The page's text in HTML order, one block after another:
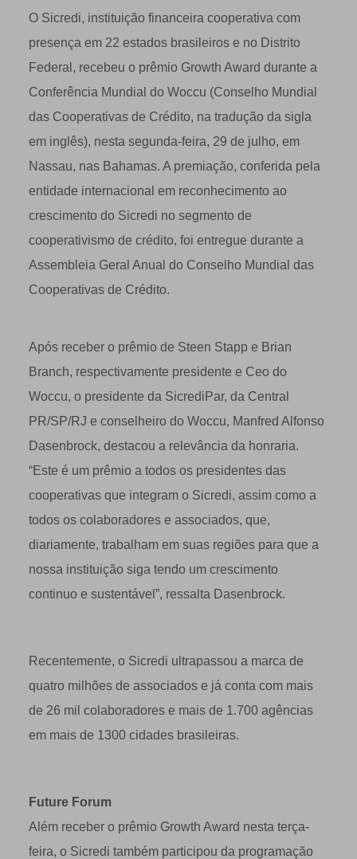
O Sicredi, instituição financeira cooperativa com
presença em 22 estados brasileiros e no Distrito
Federal, recebeu o prêmio Growth Award durante a
Conferência Mundial do Woccu (Conselho Mundial
das Cooperativas de Crédito, na tradução da sigla
em inglês), nesta segunda-feira, 29 de julho, em
Nassau, nas Bahamas. A premiação, conferida pela
entidade internacional em reconhecimento ao
crescimento do Sicredi no segmento de
cooperativismo de crédito, foi entregue durante a
Assembleia Geral Anual do Conselho Mundial das
Cooperativas de Crédito.
Após receber o prêmio de Steen Stapp e Brian
Branch, respectivamente presidente e Ceo do
Woccu, o presidente da SicrediPar, da Central
PR/SP/RJ e conselheiro do Woccu, Manfred Alfonso
Dasenbrock, destacou a relevância da honraria.
“Este é um prêmio a todos os presidentes das
cooperativas que integram o Sicredi, assim como a
todos os colaboradores e associados, que,
diariamente, trabalham em suas regiões para que a
nossa instituição siga tendo um crescimento
continuo e sustentável”, ressalta Dasenbrock.
Recentemente, o Sicredi ultrapassou a marca de
quatro milhões de associados e já conta com mais
de 26 mil colaboradores e mais de 1.700 agências
em mais de 1300 cidades brasileiras.
Future Forum
Além receber o prêmio Growth Award nesta terça-
feira, o Sicredi também participou da programação